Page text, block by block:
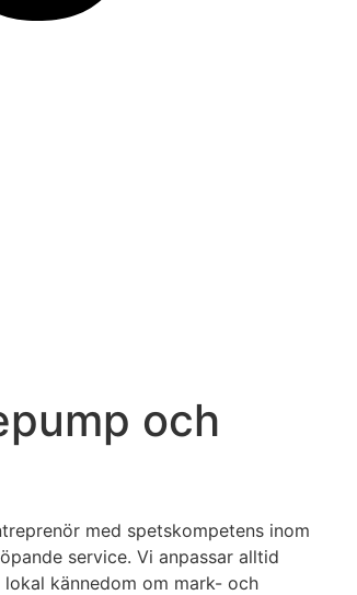
och
med spetskompetens inom
service. Vi anpassar alltid
kännedom om mark- och